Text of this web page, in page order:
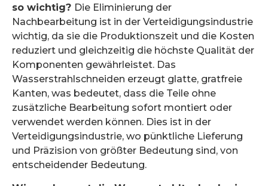
so wichtig? Die Eliminierung der
Nachbearbeitung ist in der Verteidigungsindustrie
wichtig, da sie die Produktionszeit und die Kosten
reduziert und gleichzeitig die höchste Qualität der
Komponenten gewährleistet. Das
Wasserstrahlschneiden erzeugt glatte, gratfreie
Kanten, was bedeutet, dass die Teile ohne
zusätzliche Bearbeitung sofort montiert oder
verwendet werden können. Dies ist in der
Verteidigungsindustrie, wo pünktliche Lieferung
und Präzision von größter Bedeutung sind, von
entscheidender Bedeutung.